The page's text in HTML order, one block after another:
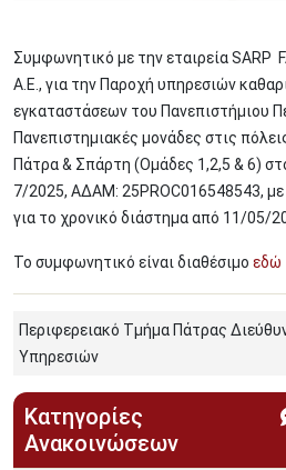
Συμφωνητικό με την εταιρεία SARP
Α.Ε., για την Παροχή υπηρεσιών
εγκαταστάσεων του Πανεπιστήμιου
Πανεπιστημιακές μονάδες στις
Πάτρα & Σπάρτη (Ομάδες 1,2,5 & 6)
7/2025, ΑΔΑΜ: 25PROC016548543, με
για το χρονικό διάστημα από 11/05/
Το συμφωνητικό είναι διαθέσιμο εδώ
Περιφερειακό Τμήμα Πάτρας
Υπηρεσιών
Κατηγορίες
Ανακοινώσεων